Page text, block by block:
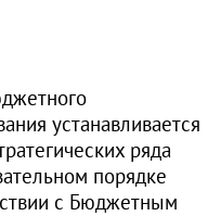
устанавливается
ряда
порядке
с Бюджетным